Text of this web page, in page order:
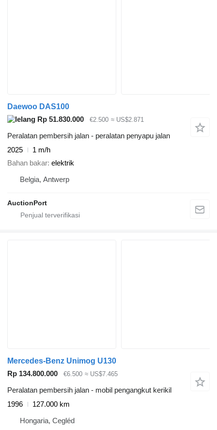
Daewoo DAS100
Rp 51.830.000
€2.500 ≈ US$2.871
Peralatan pembersih jalan - peralatan penyapu jalan
2025
1 m/h
Bahan bakar elektrik
Belgia, Antwerp
AuctionPort
Mercedes-Benz Unimog U130
Rp 134.800.000
€6.500 ≈ US$7.465
Peralatan pembersih jalan - mobil pengangkut kerikil
1996
127.000 km
Hongaria, Cegléd